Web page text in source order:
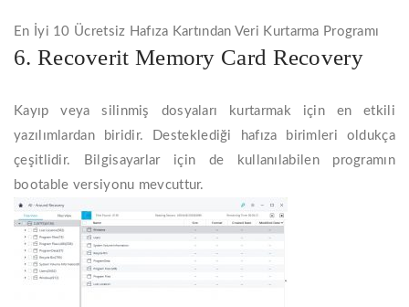
En İyi 10 Ücretsiz Hafıza Kartından Veri Kurtarma Programı
6. Recoverit Memory Card Recovery
Kayıp veya silinmiş dosyaları kurtarmak için en etkili
yazılımlardan biridir. Desteklediği hafıza birimleri oldukça
çeşitlidir. Bilgisayarlar için de kullanılabilen programın
bootable versiyonu mevcuttur.